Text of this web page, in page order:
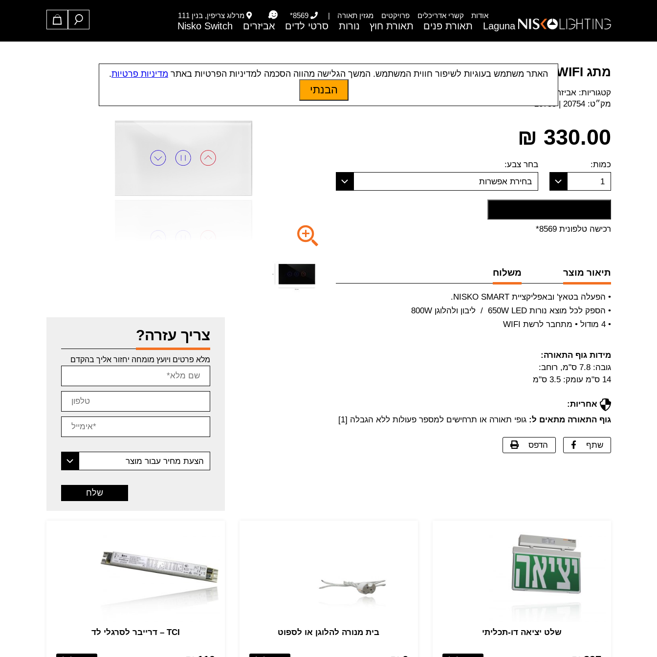
אודות קשרי אדריכלים פרויקטים מגזין תאורה |
8569* מרלוג צריפין, בנין 111
Laguna תאורת פנים תאורת חוץ נורות סרטי לדים אביזרים Nisko Switch
מתג WIFI תריס ל 4 מקום | מק"ט
קטגוריות:אביזרים
מק״ט:20754 | 20755
330.00
₪
כמות:
1
בחר צבע:
בחירת אפשרות
רכישה טלפונית 8569*
תיאור מוצר משלוח
• הפעלה בטאץ' ובאפליקציית NISKO SMART.
• הספק לכל מוצא נורות 650W LED / ליבון ולהלוגן 800W
• 4 מודול • מתחבר לרשת WIFI
מידות גוף התאורה:
גובה: 7.8 ס"מ, רוחב:
14 ס"מ עומק: 3.5 ס"מ
אחריות:
גוף התאורה מתאים ל:גופי תאורה או תרחישים למספר פעולות ללא הגבלה [1]
שתף הדפס
צריך עזרה?
מלא פרטים ויועץ מומחה יחזור אליך בהקדם
הצעת מחיר עבור מוצר
שלט יציאה דו-תכליתי בית מנורה להלוגן או לספוט TCI – דרייבר לסרגלי לד
האתר משתמש בעוגיות לשיפור חווית המשתמש. המשך הגלישה מהווה הסכמה למדיניות הפרטיות באתר מדיניות פרטיות.
הבנתי